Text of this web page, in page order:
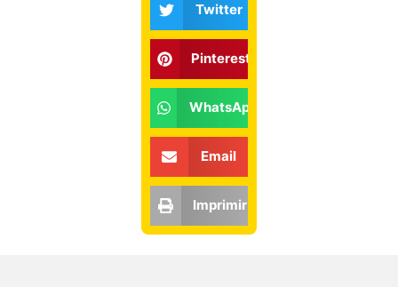
Twitter
Pinterest
WhatsApp
Email
Imprimir